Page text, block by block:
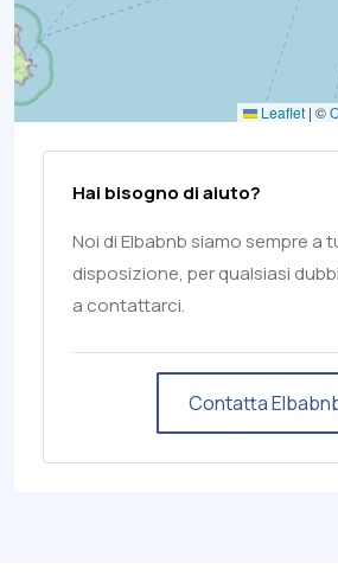
Leaflet | ©
Hai bisogno di aiuto?
Noi di Elbabnb siamo sempre a
disposizione, per qualsiasi
a contattarci.
Contatta